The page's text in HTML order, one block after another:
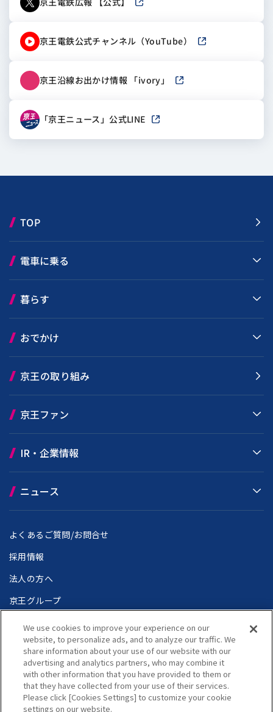
京王電鉄公式チャンネル（YouTube） 新しいウィンドウ
京王沿線お出かけ情報 「ivory」 新しいウィンドウで開き
「京王ニュース」公式LINE 新しいウィンドウで開きます
TOP
電車に乗る
暮らす
おでかけ
京王の取り組み
京王ファン
IR・企業情報
ニュース
よくあるご質問/お問合せ
採用情報
法人の方へ
京王グループ
個人情報保護方針ウェブアクセシビリティ方針
サイトのご利用にあたってサイトマップ
Language
Copyright(C) Keio Corporation All rights reserved.
We use cookies to improve your experience on our
website, to personalize ads, and to analyze our traffic. We
share information about your use of our website with our
advertising and analytics partners, who may combine it
with other information that you have provided to them or
that they have collected from your use of their services.
Please click [Cookies Settings] to customize your cookie
settings on our website.